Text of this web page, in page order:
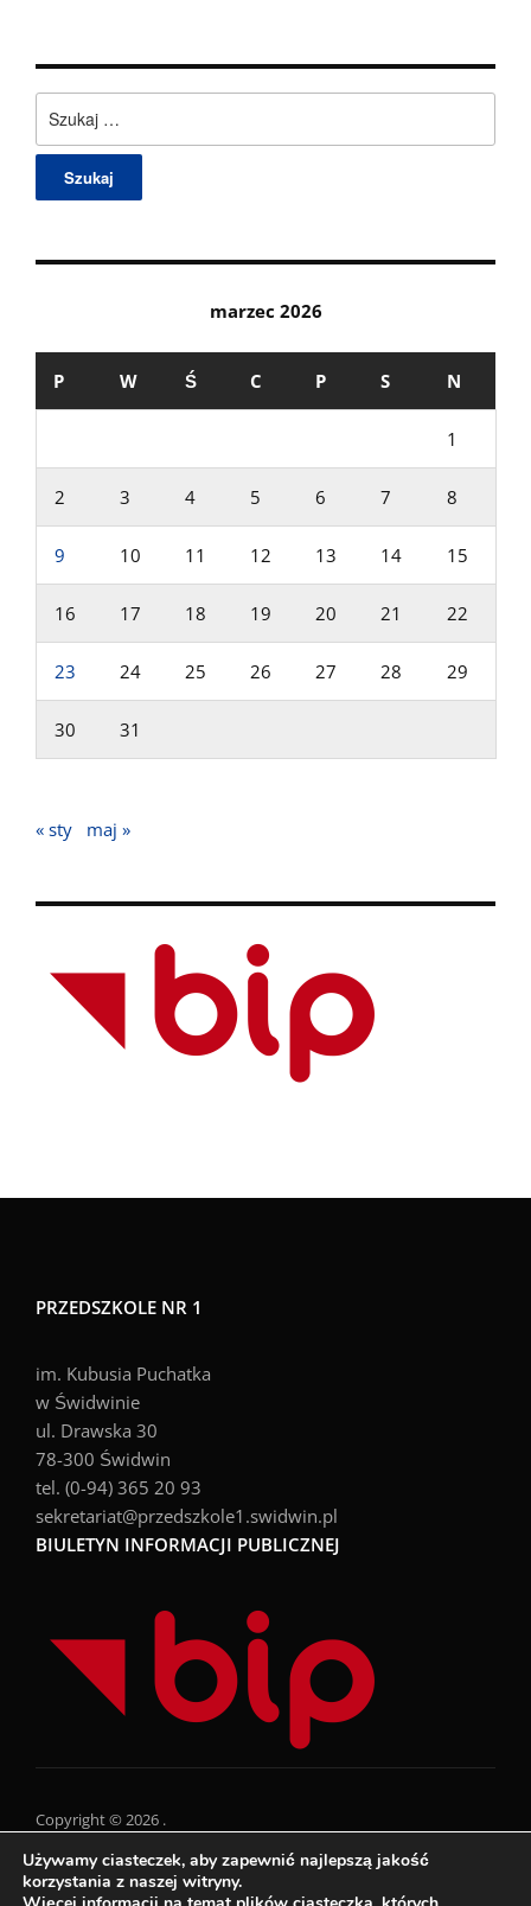
marzec 2026
P W Ś C P S N
1
2 3 4 5 6 7 8
9 10 11 12 13 14 15
16 17 18 19 20 21 22
23 24 25 26 27 28 29
30 31
« sty maj »
PRZEDSZKOLE NR 1
im. Kubusia Puchatka
w Świdwinie
ul. Drawska 30
78-300 Świdwin
tel. (0-94) 365 20 93
sekretariat@przedszkole1.swidwin.pl
BIULETYN INFORMACJI PUBLICZNEJ
Copyright © 2026 .
Używamy ciasteczek, aby zapewnić najlepszą jakość
korzystania z naszej witryny.